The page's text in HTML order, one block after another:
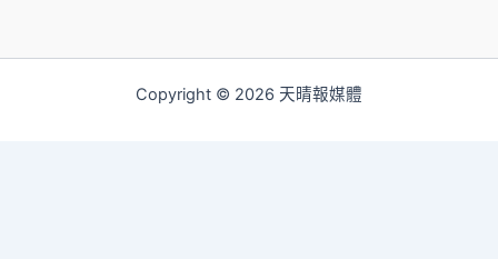
Copyright © 2026 天晴報媒體